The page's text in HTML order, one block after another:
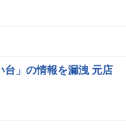
」の情報を漏洩 元店